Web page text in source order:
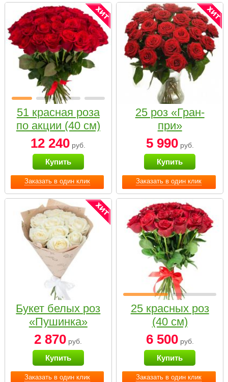
Заказать в один клик
51 красная роза
по акции (40 см)
12 240 руб.
Купить
Заказать в один клик
25 роз «Гран-
при»
5 990руб.
Купить
Заказать в один клик
Букет белых роз
«Пушинка»
2 870 руб.
Купить
Заказать в один клик
25 красных роз
(40 см)
6 500руб.
Купить